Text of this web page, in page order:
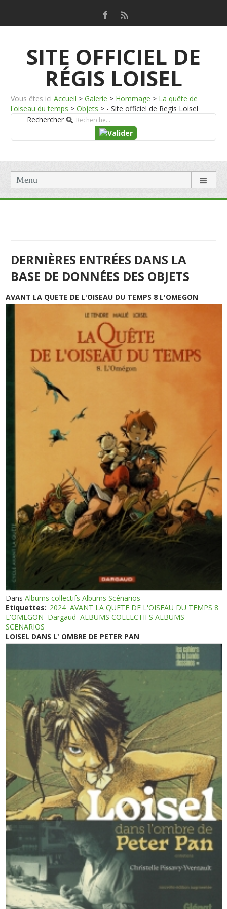
SITE OFFICIEL DE
RÉGIS LOISEL
Vous êtes ici Accueil > Galerie > Hommage > La quête de
l'oiseau du temps > Objets > - Site officiel de Regis Loisel
Rechercher
Menu
DERNIÈRES ENTRÉES DANS LA
BASE DE DONNÉES DES OBJETS
AVANT LA QUETE DE L'OISEAU DU TEMPS 8 L'OMEGON
DansAlbums collectifs Albums Scénarios
Etiquettes: 2024 AVANT LA QUETE DE L'OISEAU DU TEMPS 8
L'OMEGON Dargaud ALBUMS COLLECTIFS ALBUMS
SCENARIOS
LOISEL DANS L' OMBRE DE PETER PAN